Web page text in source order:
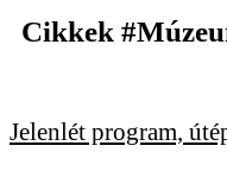
Cikkek
Jelenlét program,